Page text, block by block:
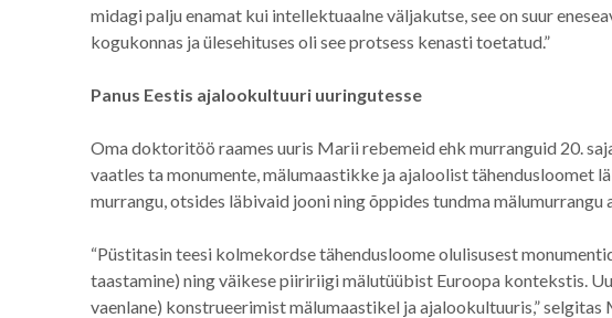
midagi palju enamat kui intellektuaalne väljakutse, see on suur
kogukonnas ja ülesehituses oli see protsess kenasti toetatud.”
Panus Eestis ajalookultuuri uuringutesse
Oma doktoritöö raames uuris Marii rebemeid ehk murranguid 20.
vaatles ta monumente, mälumaastikke ja ajaloolist tähendusloomet
murrangu, otsides läbivaid jooni ning õppides tundma mälumurrangu
“Püstitasin teesi kolmekordse tähendusloome olulisusest
taastamine) ning väikese piiririigi mälutüübist Euroopa kontekstis.
vaenlane) konstrueerimist mälumaastikel ja ajalookultuuris,”